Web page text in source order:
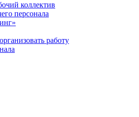
коллектив
персонала
работу